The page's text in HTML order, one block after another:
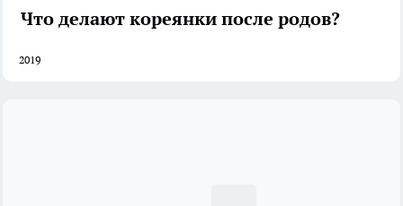
Что делают кореянки после родов?
2019